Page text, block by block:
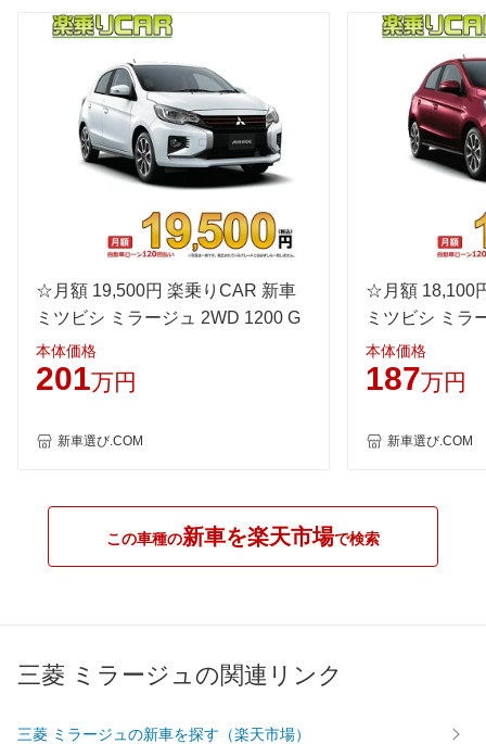
後輪サイズ 175/55R15
20km/L
WLTC/市街地 16.1km/L
WLTC/郊外 20.3km/L
WLTC/高速道路 22.1km/L
-
装備オプション 装備詳細を見る
☆月額 19,500円 楽乗りCAR 新車
ミツビシ ミラージュ 2WD 1200 G
本体価格
201万円
新車選び.COM
☆月額 18,100
ミツビシ ミラ
本体価格
187万円
新車選び.COM
この車種の新車を楽天市場で検索
三菱 ミラージュの関連リンク
三菱 ミラージュの新車を探す（楽天市場）